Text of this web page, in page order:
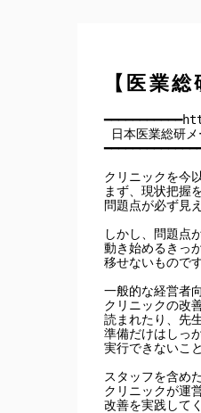
【医業
日本医業総研
クリニックを今
まず、現状把握
問題点が必ず見
しかし、問題点
動き始めるきっ
移せないものです
一般的な経営者
クリニックの改
読まれたり、先
準備だけはしっ
実行できないこ
スタッフを含め
クリニックが運
改善を実践して